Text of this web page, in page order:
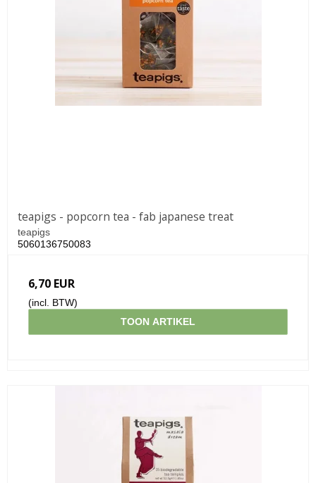
teapigs - popcorn tea - fab japanese treat
teapigs
5060136750083
6,70 EUR
(incl. BTW)
TOON ARTIKEL